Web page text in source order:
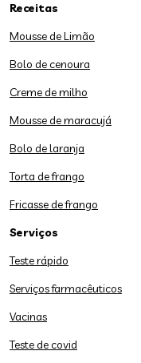
Receitas
Mousse de Limão
Bolo de cenoura
Creme de milho
Mousse de maracujá
Bolo de laranja
Torta de frango
Fricasse de frango
Serviços
Teste rápido
Serviços farmacêuticos
Vacinas
Teste de covid